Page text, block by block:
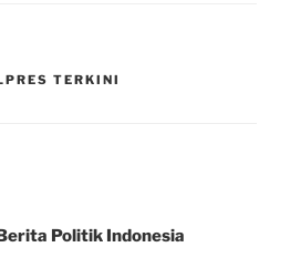
TERKINI
Politik Indonesia